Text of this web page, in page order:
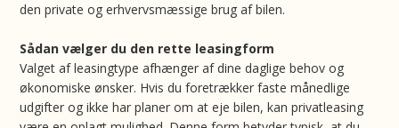
den private og erhvervsmæssige brug af bilen.
Sådan vælger du den rette leasingform
Valget af leasingtype afhænger af dine daglige behov og
økonomiske ønsker. Hvis du foretrækker faste månedlige
udgifter og ikke har planer om at eje bilen, kan privatleasing